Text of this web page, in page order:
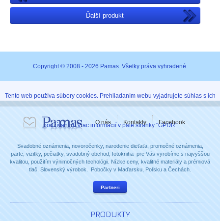
Ďalší produkt
Copyright © 2008 - 2026 Pamas. Všetky práva vyhradené.
Tento web používa súbory cookies. Prehliadaním webu vyjadrujete súhlas s ich
používaním. Viac informácií v päte stránky "GPDR"
O nás Kontakty Facebook
Svadobné oznámenia, novoročenky, narodenie dieťaťa, promočné oznámenia,
parte, vizitky, pečiatky, svadobný obchod, fotokniha pre Vás vyrobíme s najvyššou
kvalitou, použitím výnimočných techológii. Nízke ceny, kvalitné materiály a prémiová
tlač. Slovenský výrobok. Pobočky v Maďarsku, Poľsku a Čechách.
Partneri
PRODUKTY